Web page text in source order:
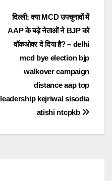
दिल्ली: क्या MCD उपचुनावों में
AAP के बड़े नेताओं ने BJP को
वॉकओवर दे दिया है? – delhi
mcd bye election bjp
walkover campaign
distance aap top
leadership kejriwal sisodia
atishi ntcpkb